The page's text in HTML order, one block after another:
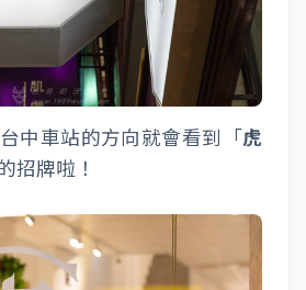
中車站的方向就會看到「虎
招牌啦！